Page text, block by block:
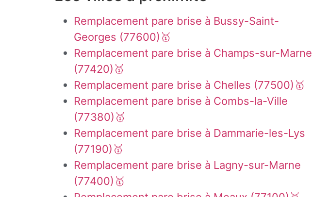
Remplacement pare brise à Bussy-Saint-
Georges (77600)🥇
Remplacement pare brise à Champs-sur-Marne
(77420)🥇
Remplacement pare brise à Chelles (77500)🥇
Remplacement pare brise à Combs-la-Ville
(77380)🥇
Remplacement pare brise à Dammarie-les-Lys
(77190)🥇
Remplacement pare brise à Lagny-sur-Marne
(77400)🥇